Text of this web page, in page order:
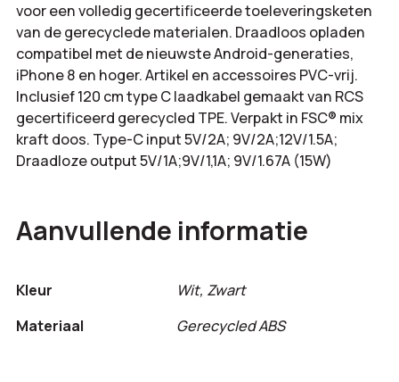
voor een volledig gecertificeerde toeleveringsketen
van de gerecyclede materialen. Draadloos opladen
compatibel met de nieuwste Android-generaties,
iPhone 8 en hoger. Artikel en accessoires PVC-vrij.
Inclusief 120 cm type C laadkabel gemaakt van RCS
gecertificeerd gerecycled TPE. Verpakt in FSC® mix
kraft doos. Type-C input 5V/2A; 9V/2A;12V/1.5A;
Draadloze output 5V/1A;9V/1,1A; 9V/1.67A (15W)
Aanvullende informatie
Kleur
Wit, Zwart
Materiaal
Gerecycled ABS